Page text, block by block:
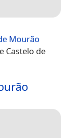
Mourão
Castelo de